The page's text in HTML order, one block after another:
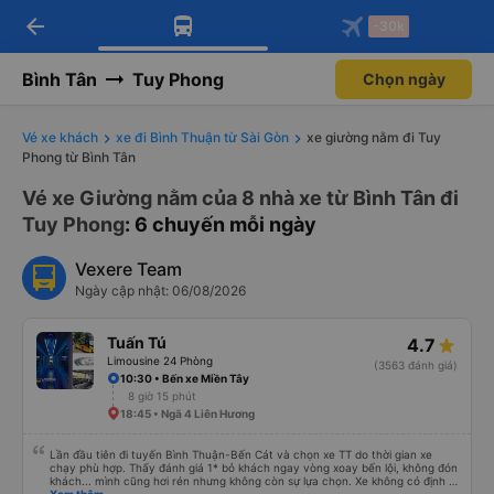
Tải app Vexere ngay!
Nhận ưu đãi thành viên độc
Mở app
Tải app Vexere
-30k/ghế khi đặt vé máy bay qua
Mở app
arrow_back -30k
Bình Tân Tuy Phong Chọn ngày
Vé xe khách xe đi Bình Thuận từ Sài Gòn
xe giường nằm đi Tuy
Phong từ Bình Tân
Vé xe Giường nằm của 8 nhà xe từ Bình Tân đi
Tuy Phong: 6 chuyến mỗi ngày
Vexere Team
Ngày cập nhật: 06/08/2026
Tuấn Tú
Limousine 24 Phòng
4.7
(3563 đánh giá)
10:30 • Bến xe Miền Tây
8 giờ 15 phút
18:45 • Ngã 4 Liên Hương
Lần đầu tiên đi tuyến Bình Thuận-Bến Cát và chọn xe TT do thời gian xe
chạy phù hợp. Thấy đánh giá 1* bỏ khách ngay vòng xoay bến lội, không đón
khách... mình cũng hơi rén nhưng không còn sự lựa chọn. Xe không có định vị